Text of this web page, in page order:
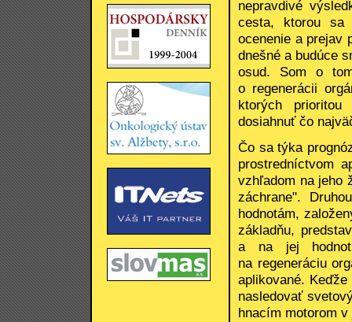
nepravdivé
cesta, ktorou sa
ocenenie a prejav
dnešné a budúce
osud. Som o
o regenerácii
ktorých
dosiahnuť čo
Čo sa týka
prostredníctvom
vzhľadom na jeho
záchrane".
hodnotám,
základňu,
a na jej
na regeneráciu
aplikované.
nasledovať
hnacím motorom